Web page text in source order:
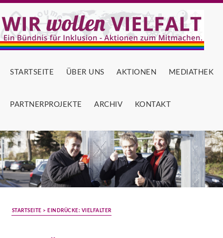
STARTSEITE ÜBER UNS AKTIONEN MEDIATHEK
PARTNERPROJEKTE ARCHIV KONTAKT
STARTSEITE > EINDRÜCKE: VIELFALTER